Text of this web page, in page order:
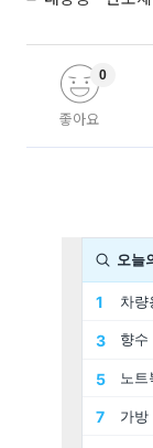
좋아요
0